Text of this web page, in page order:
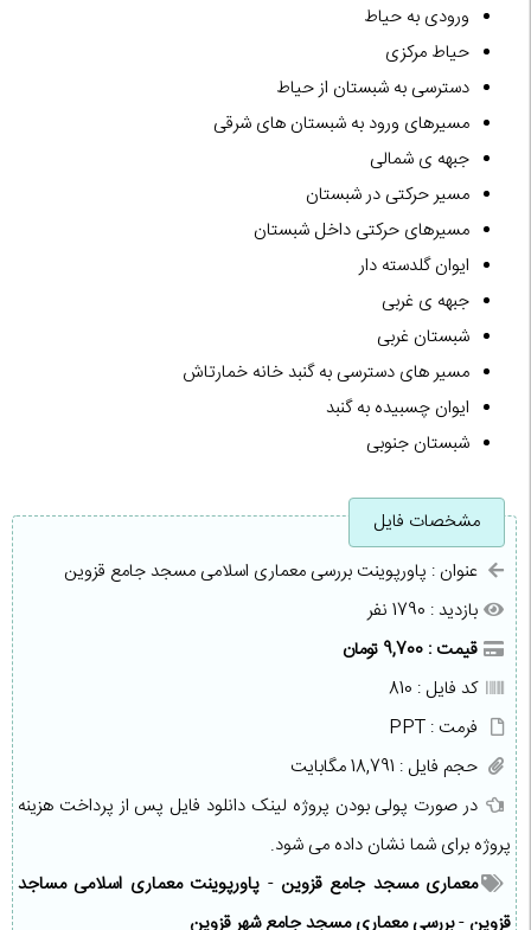
ورودی به حیاط
حیاط مرکزی
دسترسی به شبستان از حیاط
مسیرهای ورود به شبستان های شرقی
جبهه ی شمالی
مسیر حرکتی در شبستان
مسیرهای حرکتی داخل شبستان
ایوان گلدسته دار
جبهه ی غربی
شبستان غربی
مسیر های دسترسی به گنبد خانه خمارتاش
ایوان چسبیده به گنبد
شبستان جنوبی
مشخصات فایل
عنوان : پاورپوینت بررسی معماری اسلامی مسجد جامع قزوین
بازدید : 1790 نفر
قیمت : 9,700 تومان
کد فایل : 810
فرمت : PPT
حجم فایل : 18,791 مگابایت
در صورت پولی بودن پروژه لینک دانلود فایل پس از پرداخت هزینه
پروژه برای شما نشان داده می شود.
معماری مسجد جامع قزوین- پاورپوینت معماری اسلامی مساجد
قزوین-بررسی معماری مسجد جامع شهر قزوین